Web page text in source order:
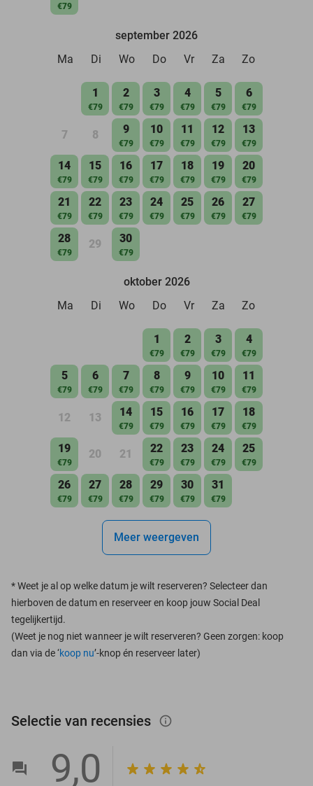
€79
september 2026
Ma
Di Wo Do Vr Za Zo
1
€79
2
€79
3
€79
4
€79
5
€79
6
€79
7 8 9
€79
10
€79
11
€79
12
€79
13
€79
14
€79
15
€79
16
€79
17
€79
18
€79
19
€79
20
€79
21
€79
22
€79
23
€79
24
€79
25
€79
26
€79
27
€79
28
€79
29 30
€79
oktober 2026
Ma
Di Wo Do Vr Za Zo
1
€79
2
€79
3
€79
4
€79
5
€79
6
€79
7
€79
8
€79
9
€79
10
€79
11
€79
12 13 14
€79
15
€79
16
€79
17
€79
18
€79
19
€79
20 21 22
€79
23
€79
24
€79
25
€79
26
€79
27
€79
28
€79
29
€79
30
€79
31
€79
Meer weergeven
*Weet je al op welke datum je wilt reserveren? Selecteer dan
hierboven de datum en reserveer en koop jouw Social Deal
tegelijkertijd.
(Weet je nog niet wanneer je wilt reserveren? Geen zorgen: koop
dan via de ‘koop nu’-knop én reserveer later)
Selectie van recensies info_outlined
9,0